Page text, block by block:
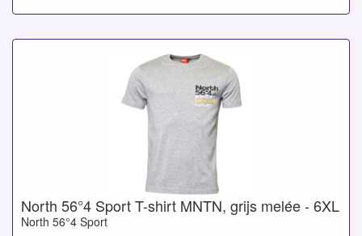
North 56°4 Sport T-shirt MNTN, grijs melée - 6XL
North 56°4 Sport